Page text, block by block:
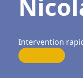
Intervention